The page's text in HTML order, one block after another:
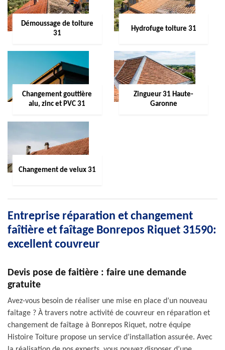
Démoussage de toiture
31
Hydrofuge toiture 31
Changement gouttière
alu, zinc et PVC 31
Zingueur 31 Haute-
Garonne
Changement de velux 31
Entreprise réparation et changement
faîtière et faîtage Bonrepos Riquet 31590:
excellent couvreur
Devis pose de faitière : faire une demande
gratuite
Avez-vous besoin de réaliser une mise en place d’un nouveau
faîtage ? À travers notre activité de couvreur en réparation et
changement de faîtage à Bonrepos Riquet, notre équipe
Histoire Toiture propose un service d’installation assurée. Avec